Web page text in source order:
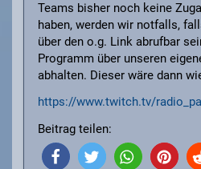
Teams bisher noch keine
haben, werden wir notfalls,
über den o.g. Link abrufbar
Programm über unseren
abhalten. Dieser wäre dann
https://www.twitch.tv/
Beitrag teilen: